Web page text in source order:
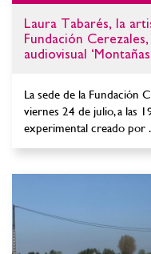
Laura Tabarés, la
Fundación
audiovisual
La sede de la Fundación
viernes 24 de julio, a las
experimental creado por